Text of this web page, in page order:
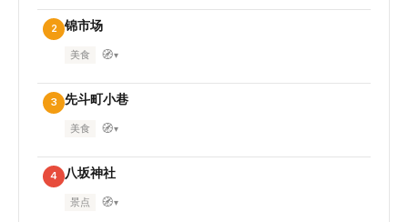
2 锦市场
美食 🧭▾
3 先斗町小巷
美食 🧭▾
4 八坂神社
景点 🧭▾